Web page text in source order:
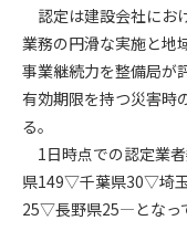
認定は建設会社にお
業務の円滑な実施と地
事業継続力を整備局が
有効期限を持つ災害時
る。
1日時点での認定業
県149▽千葉県30▽埼
25▽長野県25―となっ
第4条（会員の定義と
1. 管理者は前条によ
の何れかの項目に
員としての権限を
(2) 本規約に違反した
(3) 会員申し込みの際
(4) 会員申込者が管理
理を行わなかった